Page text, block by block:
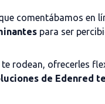
comentábamos en
para ser
rodean, ofrecerles
de Edenred